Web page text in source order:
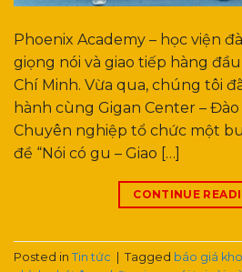
Phoenix Academy – học viện
giọng nói và giao tiếp hàng
Chí Minh. Vừa qua, chúng tôi
hành cùng Gigan Center –
Chuyên nghiệp tổ chức một
đề “Nói có gu – Giao […]
CONTINUE
Posted in Tin tức Tagged báo giá